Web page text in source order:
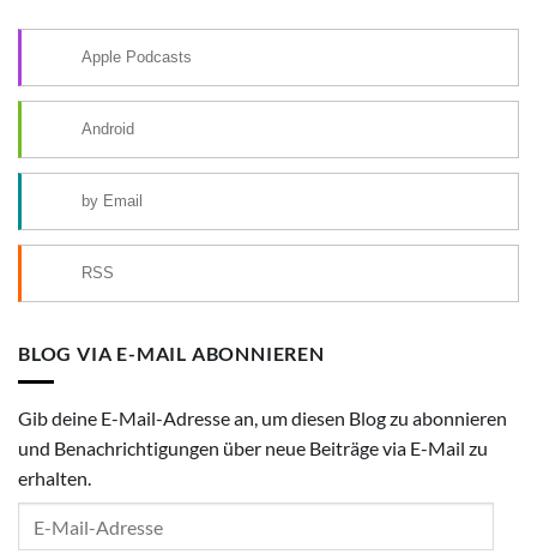
Apple Podcasts
Android
by Email
RSS
BLOG VIA E-MAIL ABONNIEREN
Gib deine E-Mail-Adresse an, um diesen Blog zu abonnieren
und Benachrichtigungen über neue Beiträge via E-Mail zu
erhalten.